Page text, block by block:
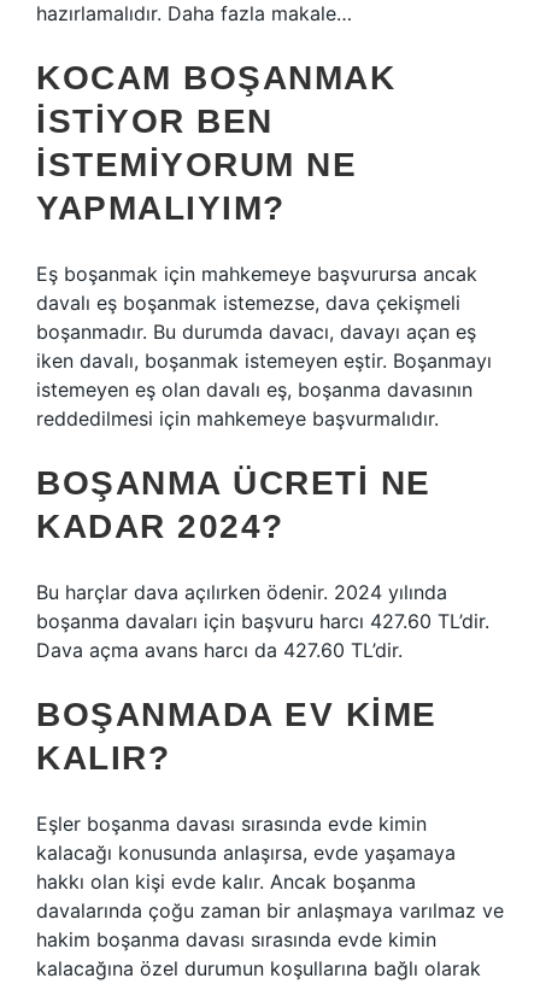
hazırlamalıdır. Daha fazla makale…
KOCAM BOŞANMAK
ISTIYOR BEN
ISTEMIYORUM NE
YAPMALIYIM?
Eş boşanmak için mahkemeye başvurursa ancak
davalı eş boşanmak istemezse, dava çekişmeli
boşanmadır. Bu durumda davacı, davayı açan eş
iken davalı, boşanmak istemeyen eştir. Boşanmayı
istemeyen eş olan davalı eş, boşanma davasının
reddedilmesi için mahkemeye başvurmalıdır.
BOŞANMA ÜCRETI NE
KADAR 2024?
Bu harçlar dava açılırken ödenir. 2024 yılında
boşanma davaları için başvuru harcı 427.60 TL’dir.
Dava açma avans harcı da 427.60 TL’dir.
BOŞANMADA EV KIME
KALIR?
Eşler boşanma davası sırasında evde kimin
kalacağı konusunda anlaşırsa, evde yaşamaya
hakkı olan kişi evde kalır. Ancak boşanma
davalarında çoğu zaman bir anlaşmaya varılmaz ve
hakim boşanma davası sırasında evde kimin
kalacağına özel durumun koşullarına bağlı olarak